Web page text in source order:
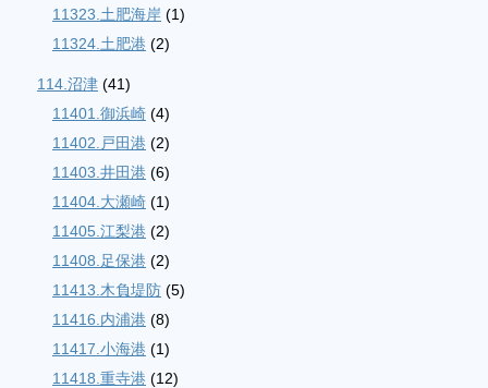
11323.土肥海岸 (1)
11324.土肥港 (2)
114.沼津 (41)
11401.御浜崎 (4)
11402.戸田港 (2)
11403.井田港 (6)
11404.大瀬崎 (1)
11405.江梨港 (2)
11408.足保港 (2)
11413.木負堤防 (5)
11416.内浦港 (8)
11417.小海港 (1)
11418.重寺港 (12)